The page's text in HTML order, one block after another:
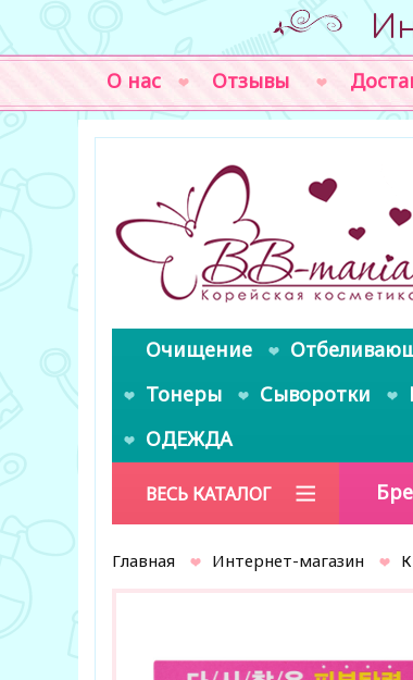
О нас Отзывы
Очищение
Тонеры
Сыворотки
ОДЕЖДА
ВЕСЬ КАТАЛОГ
Главная Интернет-магазин